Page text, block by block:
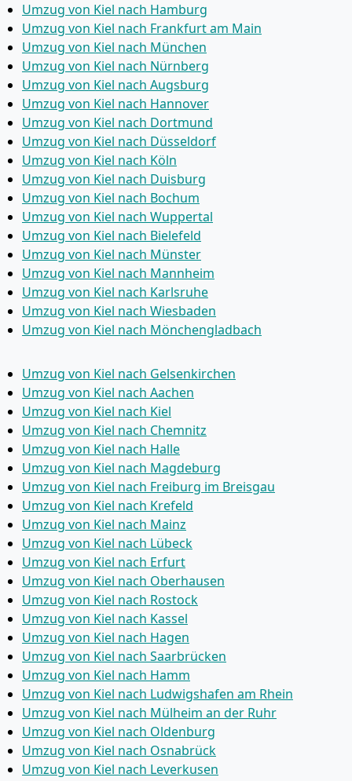
Umzug von Kiel nach Hamburg
Umzug von Kiel nach Frankfurt am Main
Umzug von Kiel nach München
Umzug von Kiel nach Nürnberg
Umzug von Kiel nach Augsburg
Umzug von Kiel nach Hannover
Umzug von Kiel nach Dortmund
Umzug von Kiel nach Düsseldorf
Umzug von Kiel nach Köln
Umzug von Kiel nach Duisburg
Umzug von Kiel nach Bochum
Umzug von Kiel nach Wuppertal
Umzug von Kiel nach Bielefeld
Umzug von Kiel nach Münster
Umzug von Kiel nach Mannheim
Umzug von Kiel nach Karlsruhe
Umzug von Kiel nach Wiesbaden
Umzug von Kiel nach Mönchen­gladbach
Umzug von Kiel nach Gelsenkirchen
Umzug von Kiel nach Aachen
Umzug von Kiel nach Kiel
Umzug von Kiel nach Chemnitz
Umzug von Kiel nach Halle
Umzug von Kiel nach Magdeburg
Umzug von Kiel nach Freiburg im Breisgau
Umzug von Kiel nach Krefeld
Umzug von Kiel nach Mainz
Umzug von Kiel nach Lübeck
Umzug von Kiel nach Erfurt
Umzug von Kiel nach Oberhausen
Umzug von Kiel nach Rostock
Umzug von Kiel nach Kassel
Umzug von Kiel nach Hagen
Umzug von Kiel nach Saarbrücken
Umzug von Kiel nach Hamm
Umzug von Kiel nach Ludwigshafen am Rhein
Umzug von Kiel nach Mülheim an der Ruhr
Umzug von Kiel nach Oldenburg
Umzug von Kiel nach Osnabrück
Umzug von Kiel nach Leverkusen